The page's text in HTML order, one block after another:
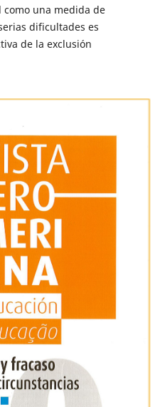
como una medida de
dificultades es
de la exclusión